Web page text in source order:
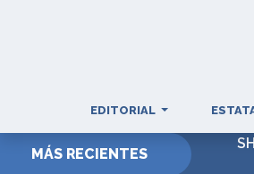
EDITORIAL
MÁS RECIENTES